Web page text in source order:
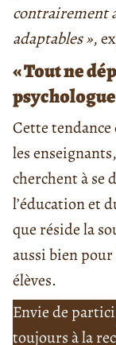
contrairement
adaptables »,
« Tout ne
Cette tendance
les
cherchent à se
l’éducation et
que réside la
aussi bien
élèves.
Envie de
toujours à la